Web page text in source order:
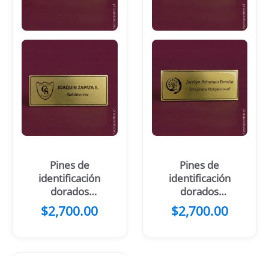
Pines de
identificación
dorados
sublimados
$2,700.00
Pines de
identificación
dorados
sublimados
con resinado
$2,700.00